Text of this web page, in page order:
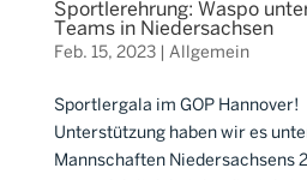
Sportlerehrung: Waspo
Teams in Niedersachsen
Feb. 15, 2023| Allgemein
Sportlergala im GOP
Unterstützung haben wir es
Mannschaften Niedersachsens